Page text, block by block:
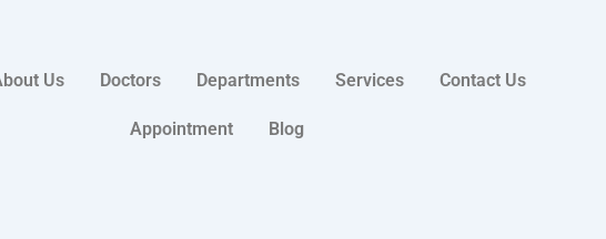
Us Doctors Departments Services Contact Us
Appointment Blog